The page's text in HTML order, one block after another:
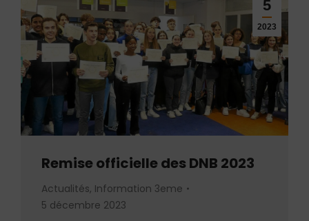
5
2023
Remise officielle des DNB 2023
Actualités, Information 3eme
5 décembre 2023